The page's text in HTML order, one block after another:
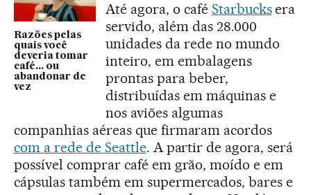
Razões pelas
quais você
deveria tomar
café... ou
abandonar de
vez
Até agora, o café Starbucksera
servido, além das 28.000
unidades da rede no mundo
inteiro, em embalagens
prontas para beber,
distribuídas em máquinas e
nos aviões algumas
companhias aéreas que firmaram acordos
com a rede de Seattle. A partir de agora, será
possível comprar café em grão, moído e em
cápsulas também em supermercados, bares e